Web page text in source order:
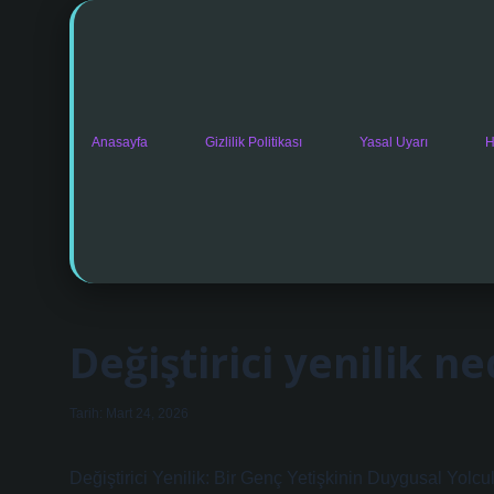
Anasayfa Gizlilik Politikası Yasal Uyarı
Değiştirici yenilik
Tarih: Mart 24, 2026
Değiştirici Yenilik: Bir Genç Yetişkinin Duygusal